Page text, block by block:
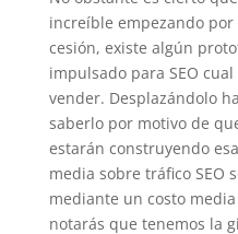
increíble empezando
cesión, existe algún
impulsado para SEO
vender. Desplazándolo
saberlo por motivo de
estarán construyendo
media sobre tráfico SEO
mediante un costo
notarás que tenemos la